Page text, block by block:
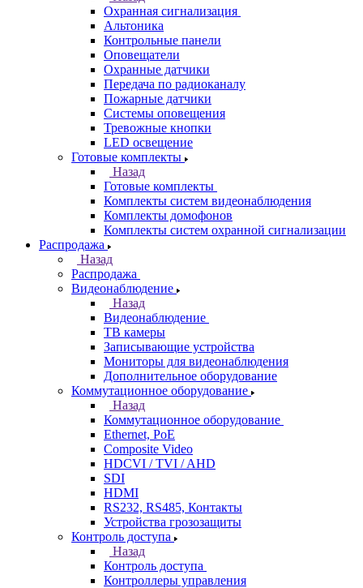
Охранная сигнализация
Альтоника
Контрольные панели
Оповещатели
Охранные датчики
Передача по радиоканалу
Пожарные датчики
Системы оповещения
Тревожные кнопки
LED освещение
Готовые комплекты
Назад
Готовые комплекты
Комплекты систем видеонаблюдения
Комплекты домофонов
Комплекты систем охранной сигнализации
Распродажа
Назад
Распродажа
Видеонаблюдение
Назад
Видеонаблюдение
ТВ камеры
Записывающие устройства
Мониторы для видеонаблюдения
Дополнительное оборудование
Коммутационное оборудование
Назад
Коммутационное оборудование
Ethernet, PoE
Composite Video
HDCVI / TVI / AHD
SDI
HDMI
RS232, RS485, Контакты
Устройства грозозащиты
Контроль доступа
Назад
Контроль доступа
Контроллеры управления